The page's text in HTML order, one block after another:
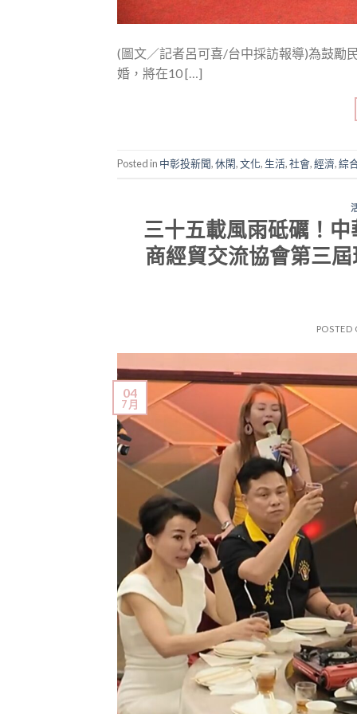
(圖文／記者呂可喜/台中採訪報導)為鼓勵
婚，將在10 […]
Posted in 中彰投新聞,休閑,文化,生活,社會,經濟,綜
三十五載風雨砥礪！
商經貿交流協會第三
POSTED
04
7 月